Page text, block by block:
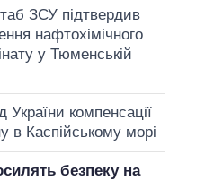
ЗСУ підтвердив
нафтохімічного
у Тюменській
України компенсації
в Каспійському морі
безпеку на